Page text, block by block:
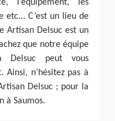
l’équipement, les
etc... C’est un lieu de
Artisan Delsuc est un
que notre équipe
Delsuc peut vous
n’hésitez pas à
Delsuc ; pour la
à Saumos.